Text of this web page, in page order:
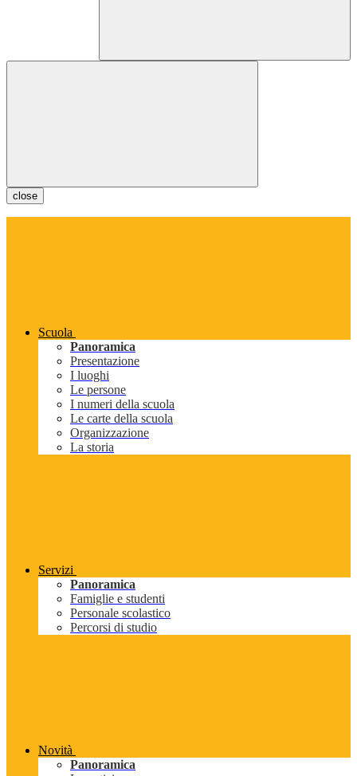
close
Scuola
Panoramica
Presentazione
I luoghi
Le persone
I numeri della scuola
Le carte della scuola
Organizzazione
La storia
Servizi
Panoramica
Famiglie e studenti
Personale scolastico
Percorsi di studio
Novità
Panoramica